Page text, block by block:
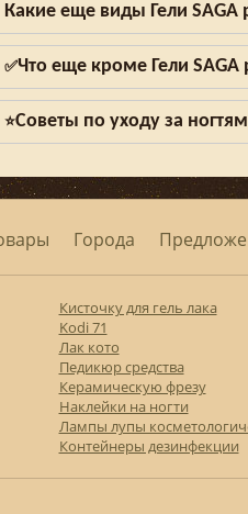
Какие еще виды Гели SAGA
✅Что еще кроме Гели SAGA
⭐Советы по уходу за
Города
Кисточку для гель лака
Kodi 71
Лак кото
Педикюр средства
Керамическую фрезу
Наклейки на ногти
Лампы лупы
Контейнеры дезинфекции